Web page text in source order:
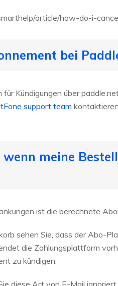
article/how-do-i-
bei
Kündigungen über
support team
meine
ist die berechnete
sehen Sie, dass der Abo-
die Zahlungsplattform
zu kündigen.
diese Art von E-Mail